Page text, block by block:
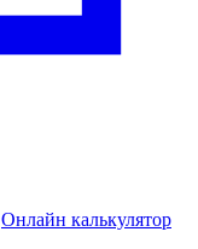
Онлайн калькулятор